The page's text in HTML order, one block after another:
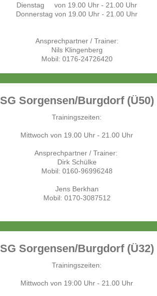
Dienstag von 19.00 Uhr - 21.00 Uhr
Donnerstag von 19.00 Uhr - 21.00 Uhr
Ansprechpartner / Trainer:
Nils Klingenberg
Mobil: 0176-24726420
SG Sorgensen/Burgdorf (Ü50)
Trainingszeiten:
Mittwoch von 19.00 Uhr - 21.00 Uhr
Ansprechpartner / Trainer:
Dirk Schülke
Mobil: 0160-96996248
Jens Berkhan
Mobil: 0170-3087512
SG Sorgensen/Burgdorf (Ü32)
Trainingszeiten:
Mittwoch von 19:00 Uhr - 21.00 Uhr